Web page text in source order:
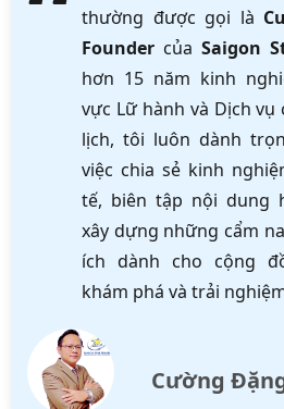
thường được gọi là
Founder của Saigon
hơn 15 năm kinh
vực Lữ hành và Dịch vụ
lịch, tôi luôn dành
việc chia sẻ kinh
tế, biên tập nội dung
xây dựng những cẩm
ích dành cho cộng
khám phá và trải
Cường